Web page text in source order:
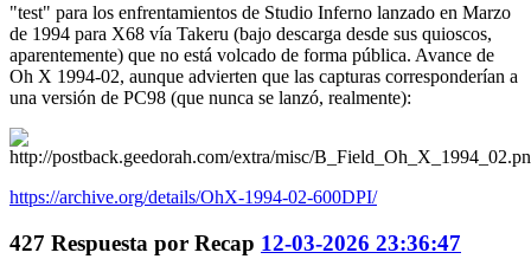
"test" para los enfrentamientos de Studio Inferno lanzado en Marzo
de 1994 para X68 vía Takeru (bajo descarga desde sus quioscos,
aparentemente) que no está volcado de forma pública. Avance de
Oh X 1994-02, aunque advierten que las capturas corresponderían a
una versión de PC98 (que nunca se lanzó, realmente):
https://archive.org/details/OhX-1994-02-600DPI/
427 Respuesta por Recap 12-03-2026 23:36:47